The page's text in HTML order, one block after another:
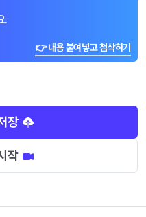
.
👉 내용 붙여넣고 첨삭하기
장
작